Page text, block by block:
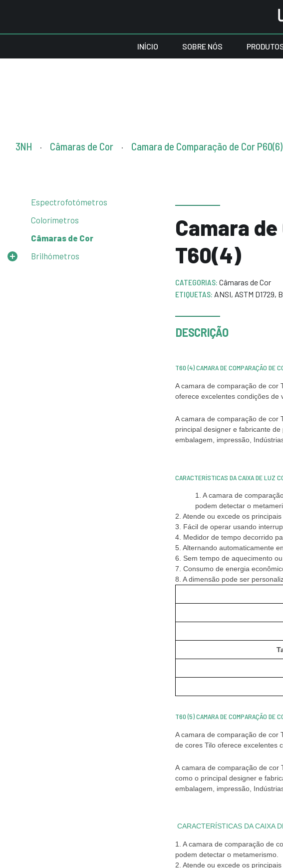
INÍCIO SOBRE NÓS
3NH . Câmaras de Cor . Camara de Comparação de Cor
Espectrofotómetros
Colorímetros
Câmaras de Cor
Brilhómetros
Camara
T60(4)
CATEGORIAS: Câmaras de Cor
ETIQUETAS: ANSI, ASTM D1729,
DESCRIÇÃO
T60 (4) CAMARA DE COMPARAÇÃO DE
A camara de comparação de cor
oferece excelentes condições de
A camara de comparação de cor
principal designer e fabricante
embalagem, impressão,
CARACTERÍSTICAS DA CAIXA DE LUZ
1. A camara de
podem detectar o
2. Atende ou excede os
3. Fácil de operar usando
4. Medidor de tempo decorrido
5. Alternando automaticamente
6. Sem tempo de aquecimento
7. Consumo de energia
8. A dimensão pode ser
T60 (5) CAMARA DE COMPARAÇÃO DE
A camara de comparação de cor
de cores Tilo oferece excelentes
A camara de comparação de cor
como o principal designer e
embalagem, impressão,
CARACTERÍSTICAS DA CAIXA
1. A camara de comparação de
podem detectar o metamerismo.
2. Atende ou excede os